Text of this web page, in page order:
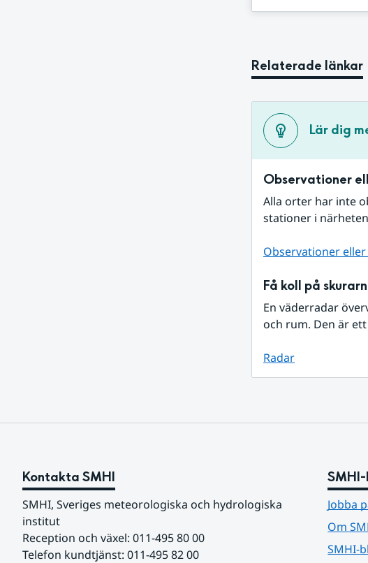
Relaterade länkar
Lär dig
Observationer
Alla orter har inte
stationer i
Observationer
Få koll på
En väderradar
och rum. Den är
Radar
Kontakta SMHI
SMHI, Sveriges meteorologiska och hydrologiska
institut
Reception och växel: 011-495 80 00
Telefon kundtjänst: 011-495 82 00
Jobba
Om
SMHI-